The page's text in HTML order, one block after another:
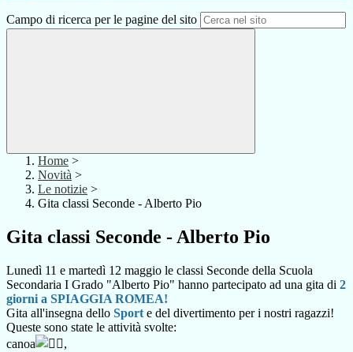
Campo di ricerca per le pagine del sito
Home >
Novità >
Le notizie >
Gita classi Seconde - Alberto Pio
Gita classi Seconde - Alberto Pio
Lunedì 11 e martedì 12 maggio le classi Seconde della Scuola
Secondaria I Grado "Alberto Pio" hanno partecipato ad una gita di 2
giorni a SPIAGGIA ROMEA!
Gita all'insegna dello Sport e del divertimento per i nostri ragazzi!
Queste sono state le attività svolte:
canoa
,